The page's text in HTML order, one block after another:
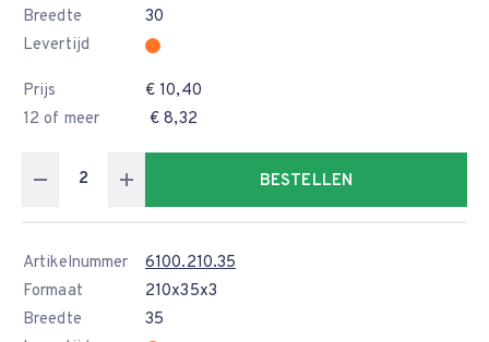
Breedte
30
Levertijd
Prijs
€ 10,40
12 of meer
€ 8,32
BESTELLEN
Artikelnummer
6100.210.35
Formaat
210x35x3
Breedte
35